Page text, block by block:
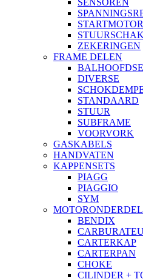
SENSOREN
STARTMOTOR
ZEKERINGEN
FRAME DELEN
DIVERSE
STANDAARD
STUUR
SUBFRAME
VOORVORK
GASKABELS
HANDVATEN
KAPPENSETS
PIAGG
PIAGGIO
SYM
BENDIX
CARTERKAP
CARTERPAN
CHOKE
CILINDER +